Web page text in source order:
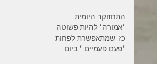
התחזוקה היומית
׳אמורה׳ להיות פשוטה
כזו שמתאפשרת לפחות
׳פעם פעמיים ׳ ביום